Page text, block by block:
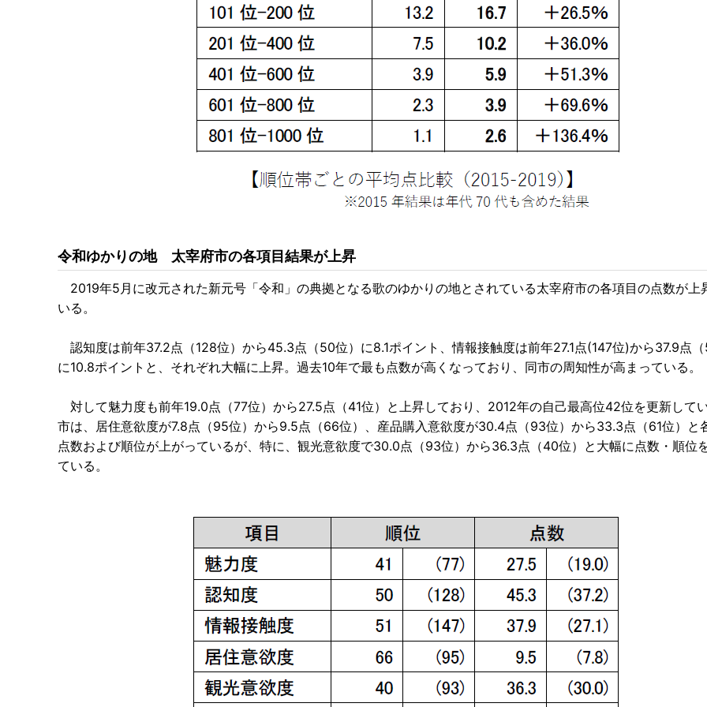
令和ゆかりの地 太宰府市の各項目結果が上昇
2019年5月に改元された新元号「令和」の典拠となる歌のゆかりの地とされている太宰府市の各項目の点数が上
いる。
認知度は前年37.2点（128位）から45.3点（50位）に8.1ポイント、情報接触度は前年27.1点(147位)から37.9点（
に10.8ポイントと、それぞれ大幅に上昇。過去10年で最も点数が高くなっており、同市の周知性が高まっている。
対して魅力度も前年19.0点（77位）から27.5点（41位）と上昇しており、2012年の自己最高位42位を更新して
市は、居住意欲度が7.8点（95位）から9.5点（66位）、産品購入意欲度が30.4点（93位）から33.3点（61位）と
点数および順位が上がっているが、特に、観光意欲度で30.0点（93位）から36.3点（40位）と大幅に点数・順位
ている。